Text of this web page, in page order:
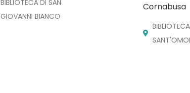
BIBLIOTECA DI SAN
GIOVANNI BIANCO
Cornabusa